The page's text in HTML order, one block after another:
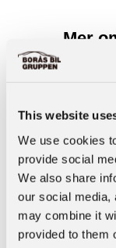
This website
We use cookies
provide social
We also share
our social media,
may combine it
provided to them
Mer
Genom att
värdet på
företag. Välj
och